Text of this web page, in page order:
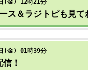
(金) 12時21分
ス＆ラジトピも見て
(金) 01時39分
！